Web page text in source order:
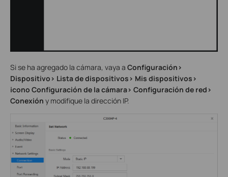
Si se ha agregado la cámara, vaya a Configuración>
Dispositivo> Lista de dispositivos> Mis dispositivos>
icono Configuración de la cámara> Configuración de red>
Conexión y modifique la dirección IP.